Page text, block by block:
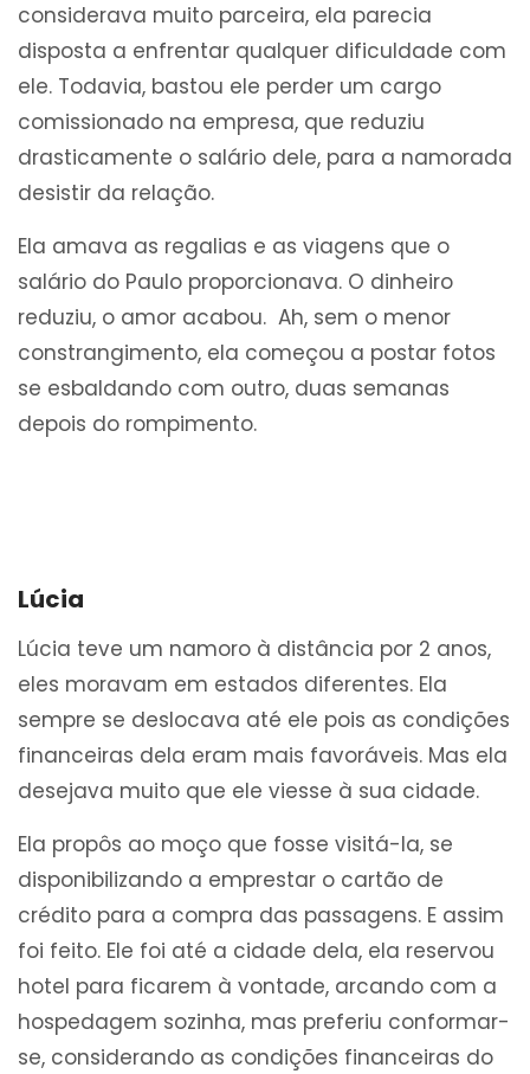
considerava muito parceira, ela parecia
disposta a enfrentar qualquer dificuldade com
ele. Todavia, bastou ele perder um cargo
comissionado na empresa, que reduziu
drasticamente o salário dele, para a namorada
desistir da relação.
Ela amava as regalias e as viagens que o
salário do Paulo proporcionava. O dinheiro
reduziu, o amor acabou. Ah, sem o menor
constrangimento, ela começou a postar fotos
se esbaldando com outro, duas semanas
depois do rompimento.
Lúcia
Lúcia teve um namoro à distância por 2 anos,
eles moravam em estados diferentes. Ela
sempre se deslocava até ele pois as condições
financeiras dela eram mais favoráveis. Mas ela
desejava muito que ele viesse à sua cidade.
Ela propôs ao moço que fosse visitá-la, se
disponibilizando a emprestar o cartão de
crédito para a compra das passagens. E assim
foi feito. Ele foi até a cidade dela, ela reservou
hotel para ficarem à vontade, arcando com a
hospedagem sozinha, mas preferiu conformar-
se, considerando as condições financeiras do